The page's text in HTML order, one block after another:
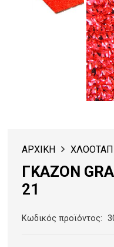
ΑΡΧΙΚΗ
ΓΚΑΖΟΝ
21
Κωδικός προϊόντος: